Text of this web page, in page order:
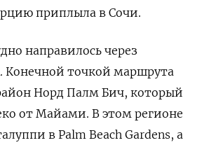
приплыла в Сочи.
направилось через
Конечной точкой маршрута
Норд Палм Бич, который
от Майами. В этом регионе
в Palm Beach Gardens, а